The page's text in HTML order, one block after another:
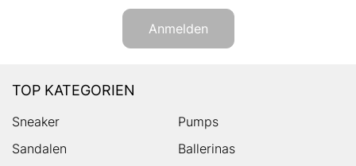
Anmelden
TOP KATEGORIEN
Sneaker
Pumps
Sandalen
Ballerinas